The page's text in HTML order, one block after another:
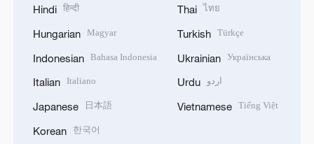
Hindi हिन्दी
Hungarian Magyar
Indonesian Bahasa Indonesia
Italian Italiano
Japanese 日本語
Korean 한국어
Thai ไทย
Turkish Türkçe
Ukrainian Українська
Urdu اردو
Vietnamese Tiếng Việt